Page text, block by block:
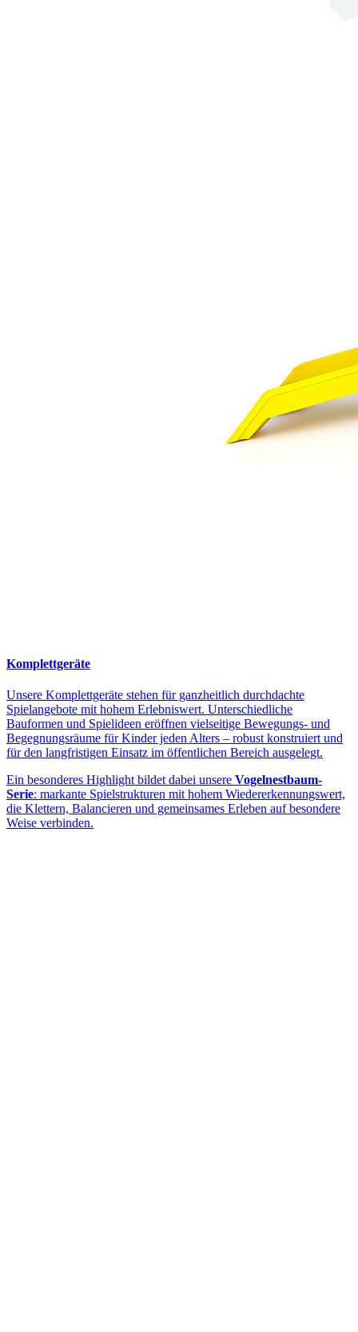
Komplettgeräte
Unsere Komplettgeräte stehen für ganzheitlich durchdachte
Spielangebote mit hohem Erlebniswert. Unterschiedliche
Bauformen und Spielideen eröffnen vielseitige Bewegungs- und
Begegnungsräume für Kinder jeden Alters – robust konstruiert und
für den langfristigen Einsatz im öffentlichen Bereich ausgelegt.
Ein besonderes Highlight bildet dabei unsere Vogelnestbaum-
Serie: markante Spielstrukturen mit hohem Wiedererkennungswert,
die Klettern, Balancieren und gemeinsames Erleben auf besondere
Weise verbinden.